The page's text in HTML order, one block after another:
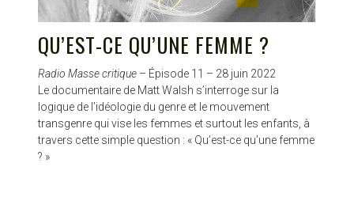
QU’EST-CE QU’UNE FEMME ?
Radio Masse critique – Épisode 11 – 28 juin 2022
Le documentaire de Matt Walsh s’interroge sur la
logique de l’idéologie du genre et le mouvement
transgenre qui vise les femmes et surtout les enfants, à
travers cette simple question : « Qu’est-ce qu’une femme
? »